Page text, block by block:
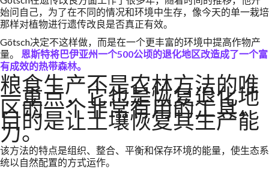
始问自己，为了在不同的情况和环境中生存，像今天的单一栽培
那样对植物进行遗传改良是否真正有效。
Götsch决定不这样做，而是在一个更丰富的环境中提高作物产
量。
恩斯特将巴伊亚州一个500公顷的退化地区改造成了一个富
有成效的热带森林。
粮食生产不是农林方法的唯
一重点，它也是恢复退化地
区的一个非常有用的工具，
目的是让土壤恢复其生产能
力。
该方法的特点是组织、整合、平衡和保存环境的能量，使生态系
统以自然配置的方式运作。